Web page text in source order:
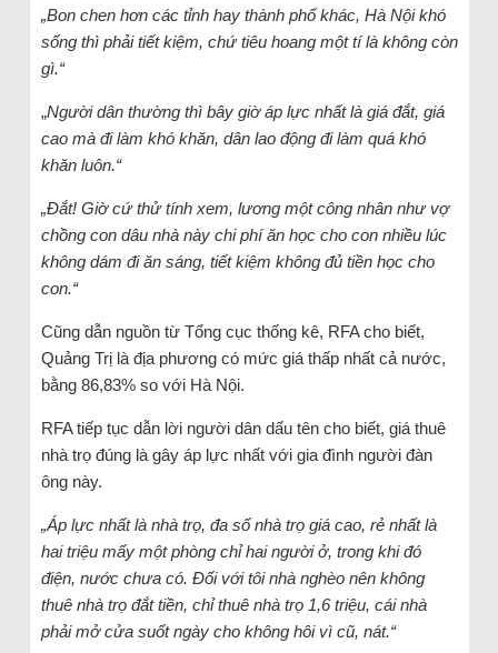
„Bon chen hơn các tỉnh hay thành phố khác, Hà Nội khó
sống thì phải tiết kiệm, chứ tiêu hoang một tí là không còn
gì.“
„Người dân thường thì bây giờ áp lực nhất là giá đắt, giá
cao mà đi làm khó khăn, dân lao động đi làm quá khó
khăn luôn.“
„Đắt! Giờ cứ thử tính xem, lương một công nhân như vợ
chồng con dâu nhà này chi phí ăn học cho con nhiều lúc
không dám đi ăn sáng, tiết kiệm không đủ tiền học cho
con.“
Cũng dẫn nguồn từ Tổng cục thống kê, RFA cho biết,
Quảng Trị là địa phương có mức giá thấp nhất cả nước,
bằng 86,83% so với Hà Nội.
RFA tiếp tục dẫn lời người dân dấu tên cho biết, giá thuê
nhà trọ đúng là gây áp lực nhất với gia đình người đàn
ông này.
„Áp lực nhất là nhà trọ, đa số nhà trọ giá cao, rẻ nhất là
hai triệu mấy một phòng chỉ hai người ở, trong khi đó
điện, nước chưa có. Đối với tôi nhà nghèo nên không
thuê nhà trọ đắt tiền, chỉ thuê nhà trọ 1,6 triệu, cái nhà
phải mở cửa suốt ngày cho không hôi vì cũ, nát.“